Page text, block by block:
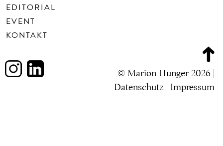
EDITORIAL
EVENT
KONTAKT
© Marion Hunger 2026 |
Datenschutz Impressum